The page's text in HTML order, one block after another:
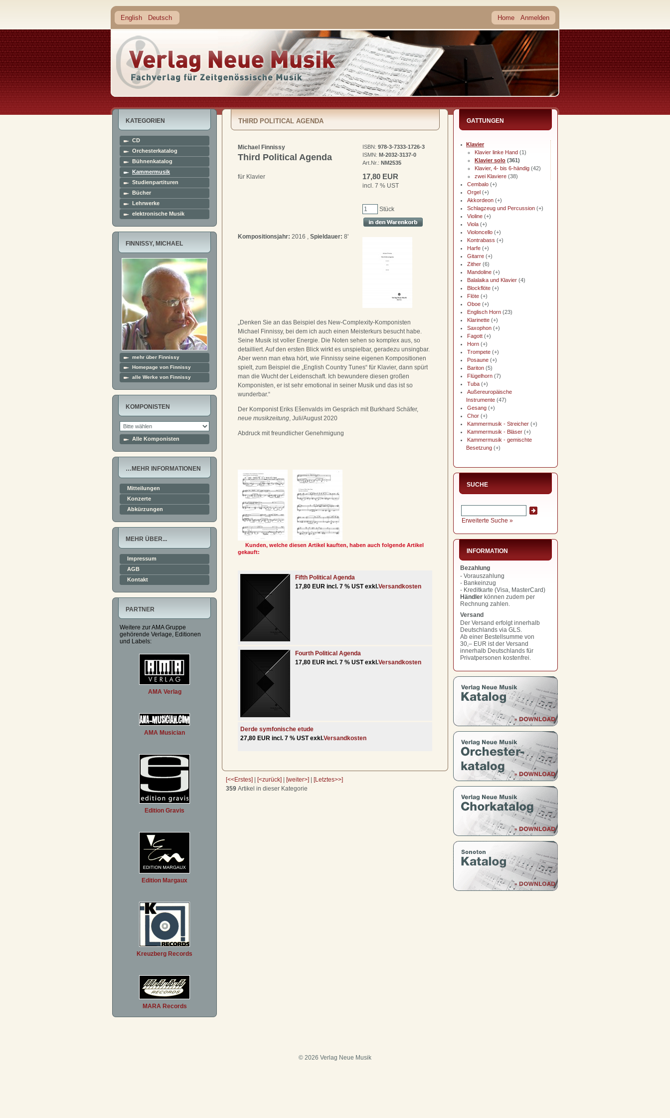
English Deutsch Home Anmelden
KATEGORIEN
CD
Orchesterkatalog
Bühnenkatalog
Kammermusik
Studienpartituren
Bücher
Lehrwerke
elektronische Musik
FINNISSY, MICHAEL
mehr über Finnissy
Homepage von Finnissy
alle Werke von Finnissy
KOMPONISTEN
Alle Komponisten
…MEHR INFORMATIONEN
Mitteilungen
Konzerte
Abkürzungen
MEHR ÜBER...
Impressum
AGB
Kontakt
PARTNER
Weitere zur AMA Gruppe
gehörende Verlage, Editionen
und Labels:
AMA Verlag
AMA Musician
Edition Gravis
Edition Margaux
Kreuzberg Records
MARA Records
GATTUNGEN
Klavier
Klavier linke Hand (1)
Klavier solo (361)
Klavier, 4- bis 6-händig (42)
zwei Klaviere (38)
Cembalo (+)
Orgel (+)
Akkordeon (+)
Schlagzeug und Percussion (+)
Violine (+)
Viola (+)
Violoncello (+)
Kontrabass (+)
Harfe (+)
Gitarre (+)
Zither (6)
Mandoline (+)
Balalaika und Klavier (4)
Blockflöte (+)
Flöte (+)
Oboe (+)
Englisch Horn (23)
Klarinette (+)
Saxophon (+)
Fagott (+)
Horn (+)
Trompete (+)
Posaune (+)
Bariton (5)
Flügelhorn (7)
Tuba (+)
Außereuropäische
Instrumente (47)
Gesang (+)
Chor (+)
Kammermusik - Streicher (+)
Kammermusik - Bläser (+)
Kammermusik - gemischte
Besetzung (+)
SUCHE
Erweiterte Suche »
INFORMATION
Bezahlung
- Vorauszahlung
- Bankeinzug
- Kreditkarte (Visa, MasterCard)
Händler können zudem per
Rechnung zahlen.
Versand
Der Versand erfolgt innerhalb
Deutschlands via GLS.
Ab einer Bestellsumme von
30,– EUR ist der Versand
innerhalb Deutschlands für
Privatpersonen kostenfrei.
THIRD POLITICAL AGENDA
Michael Finnissy
Third Political Agenda
für Klavier
ISBN: 978-3-7333-1726-3
ISMN: M-2032-3137-0
Art.Nr.: NM2535
17,80 EUR
incl. 7 % UST
Stück
Kompositionsjahr: 2016 , Spieldauer: 8'
„Denken Sie an das Beispiel des New-Complexity-Komponisten
Michael Finnissy, bei dem ich auch einen Meisterkurs besucht habe.
Seine Musik ist voller Energie. Die Noten sehen so komplex aus, so
detailliert. Auf den ersten Blick wirkt es unspielbar, geradezu unsingbar.
Aber wenn man etwa hört, wie Finnissy seine eigenen Kompositionen
spielt, zum Beispiel die „English Country Tunes“ für Klavier, dann spürt
man die Wucht der Leidenschaft. Ich bewundere diesen großen
Komponisten, er ist sehr emotional in seiner Musik und das ist so
wunderbar.“
Der Komponist Eriks Ešenvalds im Gespräch mit Burkhard Schäfer,
neue musikzeitung , Juli/August 2020
Abdruck mit freundlicher Genehmigung
Kunden, welche diesen Artikel kauften, haben auch folgende Artikel
gekauft:
Fifth Political Agenda
17,80 EUR incl. 7 % UST exkl.Versandkosten
Fourth Political Agenda
17,80 EUR incl. 7 % UST exkl.Versandkosten
Derde symfonische etude
27,80 EUR incl. 7 % UST exkl.Versandkosten
[<<Erstes] | [<zurück] | [weiter>] | [Letztes>>]
359 Artikel in dieser Kategorie
© 2026 Verlag Neue Musik